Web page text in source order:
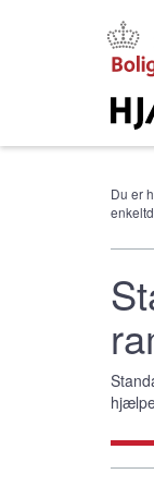
Du er